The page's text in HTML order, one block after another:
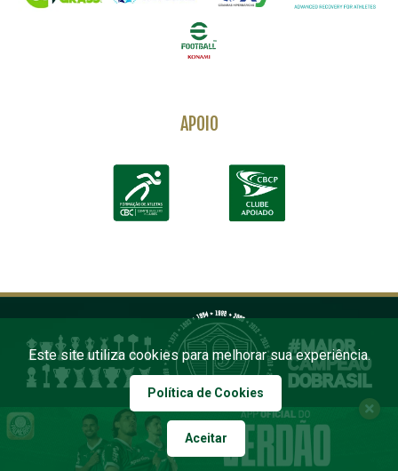
APOIO
COPYRIGHT 2026 PALMEIRAS. TODOS OS DIREITOS RESERVADOS
Este site utiliza cookies para melhorar sua experiência.
Política de Cookies
Aceitar